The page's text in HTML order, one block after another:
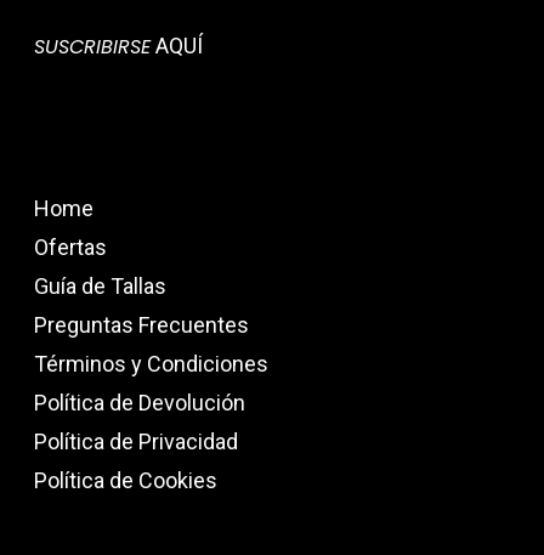
SUSCRIBIRSEAQUÍ
Home
Ofertas
Guía de Tallas
Preguntas Frecuentes
Términos y Condiciones
Política de Devolución
Política de Privacidad
Política de Cookies